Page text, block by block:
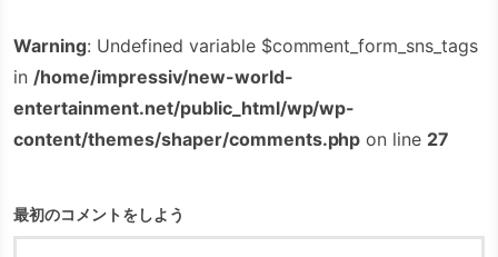
Warning: Undefined variable $comment_form_sns_tags
in /home/impressiv/new-world-
entertainment.net/public_html/wp/wp-
content/themes/shaper/comments.php on line 27
最初のコメントをしよう